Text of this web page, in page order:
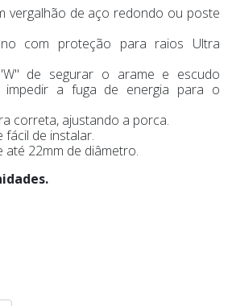
vergalhão de aço redondo ou poste
com proteção para raios Ultra
de segurar o arame e escudo
impedir a fuga de energia para o
correta, ajustando a porca.
de instalar.
até 22mm de diâmetro.